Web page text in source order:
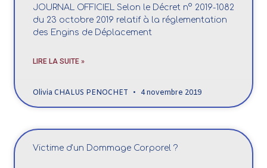
JOURNAL OFFICIEL Selon le Décret n° 2019-1082
du 23 octobre 2019 relatif à la réglementation
des Engins de Déplacement
LIRE LA SUITE »
Olivia CHALUS PENOCHET 4 novembre 2019
Victime d'un Dommage Corporel ?